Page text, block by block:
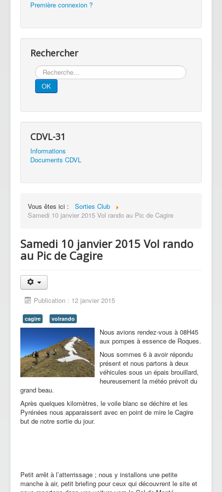
Première connexion ?
Rechercher
Rechercher
OK
CDVL-31
Informations
Documents CDVL
Vous êtes ici :
Sorties Club
Samedi 10 janvier 2015 Vol rando au Pic de Cagire
Samedi 10 janvier 2015 Vol rando
au Pic de Cagire
Publication : 12 janvier 2015
cagire volrando
Nous avions rendez-vous à 08H45
aux pompes à essence de Roques.
Nous sommes 6 à avoir répondu
présent et nous partons à deux
véhicules sous un épais brouillard,
heureusement la météo prévoit du
grand beau.
Après quelques kilomètres, le voile blanc se déchire et les
Pyrénées nous apparaissent avec en point de mire le Cagire
but de notre sortie du jour.
Petit arrêt à l’atterrissage ; nous y installons une petite
manche à air, petit briefing pour ceux qui découvrent le site et